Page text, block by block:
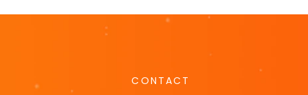
CONTACT